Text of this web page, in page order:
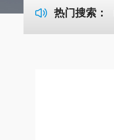
热门搜索：